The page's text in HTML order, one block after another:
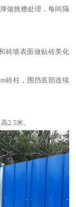
做挑檐处理，每间隔
砖墙表面做贴砖美化
砖柱，围挡底部连续
2.5米。